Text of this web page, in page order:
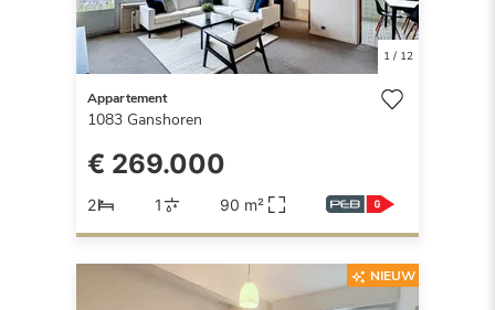
1/ 12
Appartement
1083 Ganshoren
€ 269.000
2 1 90 m²
NIEUW